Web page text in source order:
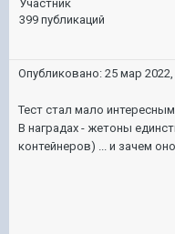
Участник
399 публикаций
Опубликовано: 25 мар 2022,
Тест стал мало
В наградах - жетоны
контейнеров) ... и зачем